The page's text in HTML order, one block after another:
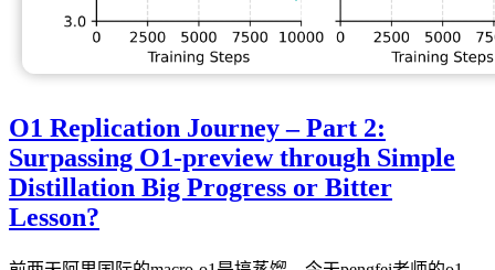
O1 Replication Journey – Part 2:
Surpassing O1-preview through Simple
Distillation Big Progress or Bitter
Lesson?